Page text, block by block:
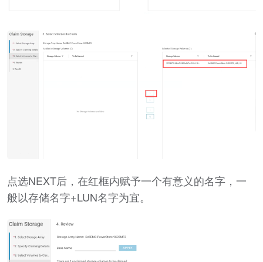
点选NEXT后，在红框内赋予一个有意义的名字，一
般以存储名字+LUN名字为宜。